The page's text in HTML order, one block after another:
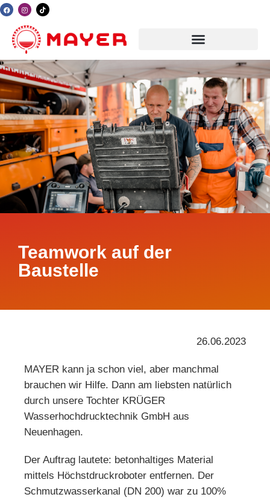
Teamwork auf der
Baustelle
26.06.2023
MAYER kann ja schon viel, aber manchmal
brauchen wir Hilfe. Dann am liebsten natürlich
durch unsere Tochter KRÜGER
Wasserhochdrucktechnik GmbH aus
Neuenhagen.
Der Auftrag lautete: betonhaltiges Material
mittels Höchstdruckroboter entfernen. Der
Schmutzwasserkanal (DN 200) war zu 100%